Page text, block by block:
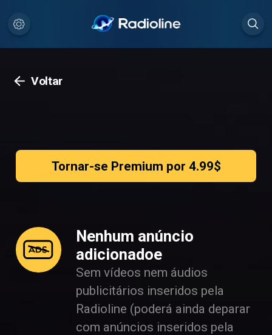
Voltar
Tornar-se Premium por 4.99$
Nenhum anúncio
adicionadoe
Sem vídeos nem áudios
publicitários inseridos pela
Radioline (poderá ainda deparar
com anúncios inseridos pela